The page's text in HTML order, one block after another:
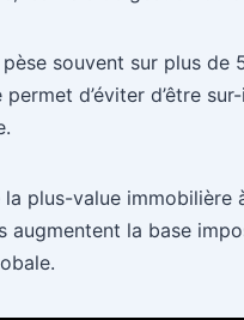
souvent sur plus de
d’éviter d’être
la plus-value
augmentent la base